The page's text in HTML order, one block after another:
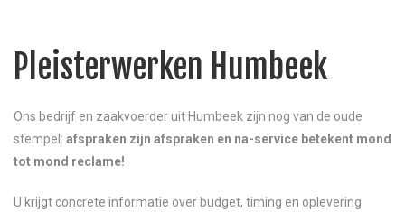
Pleisterwerken Humbeek
Ons bedrijf en zaakvoerder uit Humbeek zijn nog van de oude
stempel: afspraken zijn afspraken en na-service betekent mond
tot mond reclame!
U krijgt concrete informatie over budget, timing en oplevering